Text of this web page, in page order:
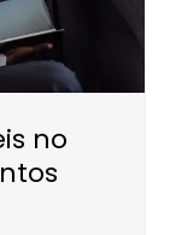
no